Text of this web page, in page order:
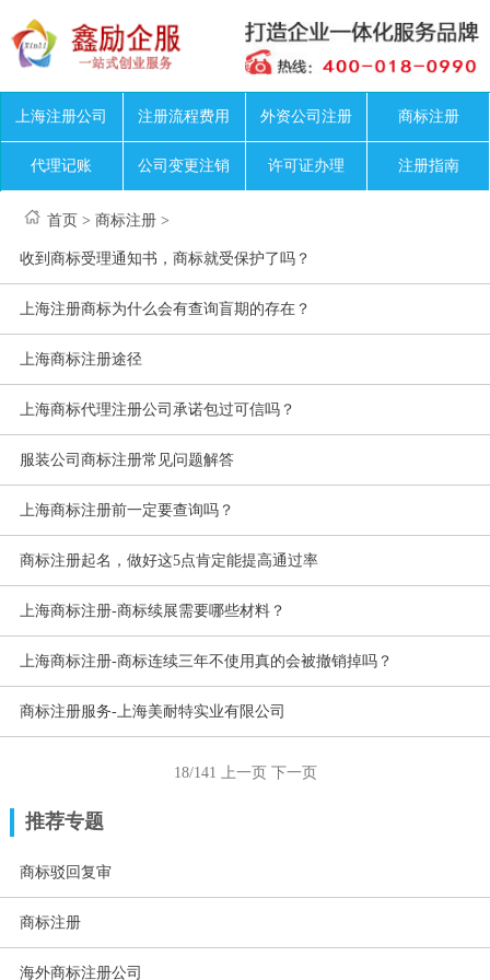
上海注册公司 注册流程费用 外资公司注册 商标注册
代理记账 公司变更注销 许可证办理 注册指南
首页 >商标注册 >
收到商标受理通知书，商标就受保护了吗？
上海注册商标为什么会有查询盲期的存在？
上海商标注册途径
上海商标代理注册公司承诺包过可信吗？
服装公司商标注册常见问题解答
上海商标注册前一定要查询吗？
商标注册起名，做好这5点肯定能提高通过率
上海商标注册-商标续展需要哪些材料？
上海商标注册-商标连续三年不使用真的会被撤销掉吗？
商标注册服务-上海美耐特实业有限公司
18/141 上一页 下一页
推荐专题
商标驳回复审
商标注册
海外商标注册公司